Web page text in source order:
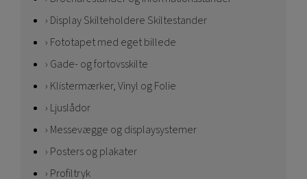
Display Skilteholdere Skiltestander
Fototapet med eget billede
Gade- og fortovsskilte
Klistermærker, Vinyl og Folie
Ljuslådor
Messevægge og displaysystemer
Posters og plakater
Profiltryk